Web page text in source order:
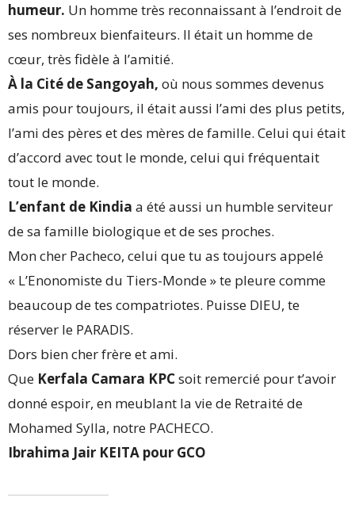
humeur. Un homme très reconnaissant à l’endroit de
ses nombreux bienfaiteurs. Il était un homme de
cœur, très fidèle à l’amitié.
À la Cité de Sangoyah, où nous sommes devenus
amis pour toujours, il était aussi l’ami des plus petits,
l’ami des pères et des mères de famille. Celui qui était
d’accord avec tout le monde, celui qui fréquentait
tout le monde.
L’enfant de Kindia a été aussi un humble serviteur
de sa famille biologique et de ses proches.
Mon cher Pacheco, celui que tu as toujours appelé
« L’Enonomiste du Tiers-Monde » te pleure comme
beaucoup de tes compatriotes. Puisse DIEU, te
réserver le PARADIS.
Dors bien cher frère et ami.
Que Kerfala Camara KPCsoit remercié pour t’avoir
donné espoir, en meublant la vie de Retraité de
Mohamed Sylla, notre PACHECO.
Ibrahima Jair KEITA pour GCO